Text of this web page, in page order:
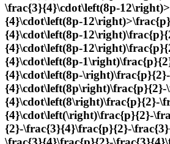
\frac{3}{4}\cdot\left(8p-
{4}\cdot\left(8p-
{4}\cdot\left(8p-
{4}\cdot\left(8p-
{4}\cdot\left(8p-
{4}\cdot\left(8p-
{4}\cdot\left(8p\right)\frac{p}{2}-
{4}\cdot\left(8\right)\frac{p}{2}-
{4}\cdot\left(\right)\frac{p}{2}-
{2}-\frac{3}{4}\frac{p}{2}-